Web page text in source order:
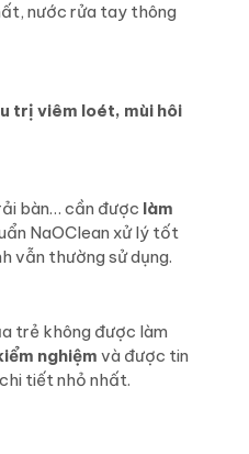
nước rửa tay thông
trị viêm loét, mùi hôi
bàn… cần được làm
NaOClean xử lý tốt
vẫn thường sử dụng.
trẻ không được làm
nghiệm và được tin
tiết nhỏ nhất.